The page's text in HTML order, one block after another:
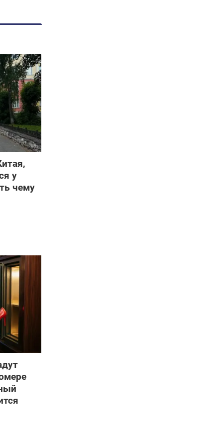
у
чему